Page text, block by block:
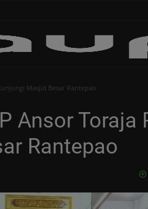
Masjid Besar Rantepao
Ansor Toraja
Rantepao